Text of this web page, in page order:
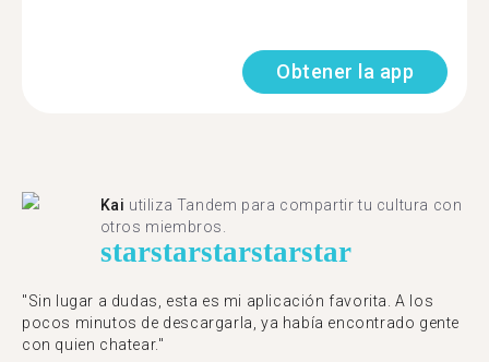
Obtener la app
Kai utiliza Tandem para compartir tu cultura con
otros miembros.
starstarstarstarstar
"Sin lugar a dudas, esta es mi aplicación favorita. A los
pocos minutos de descargarla, ya había encontrado gente
con quien chatear."